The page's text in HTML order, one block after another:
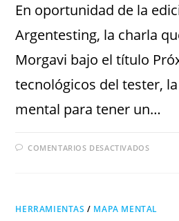
En oportunidad de la
Argentesting, la charla
Morgavi bajo el título
tecnológicos del tester,
mental para tener un…
COMENTARIOS DESACTIVADOS
HERRAMIENTAS / MAPA MENTAL